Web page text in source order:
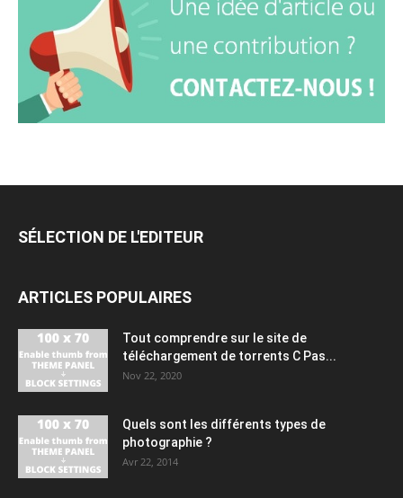
SÉLECTION DE L'EDITEUR
ARTICLES POPULAIRES
Tout comprendre sur le site de
téléchargement de torrents C Pas...
Nov 22, 2020
Quels sont les différents types de
photographie ?
Avr 22, 2014